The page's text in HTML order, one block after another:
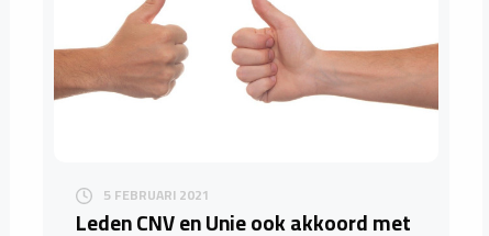
5 FEBRUARI 2021
Leden CNV en Unie ook akkoord met